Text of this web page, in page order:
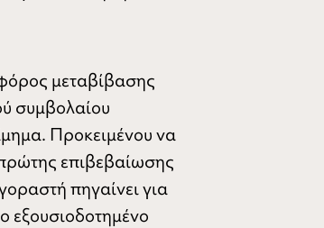
μεταβίβασης
συμβολαίου
Προκειμένου να
επιβεβαίωσης
πηγαίνει για
εξουσιοδοτημένο